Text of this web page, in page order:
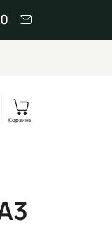
Корзина